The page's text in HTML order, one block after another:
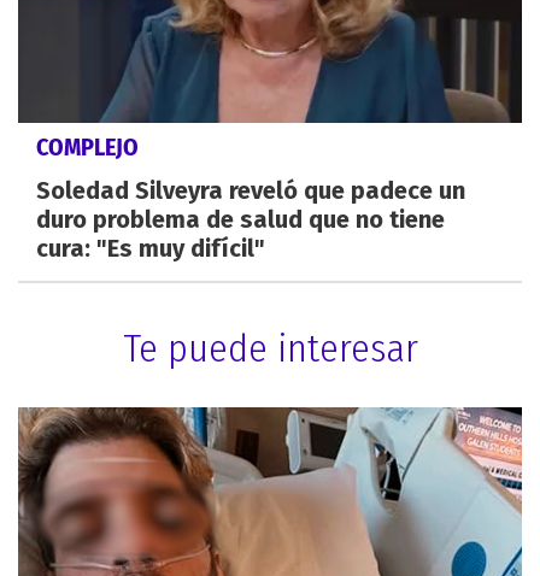
COMPLEJO
Soledad Silveyra reveló que padece un
duro problema de salud que no tiene
cura: "Es muy difícil"
Te puede interesar